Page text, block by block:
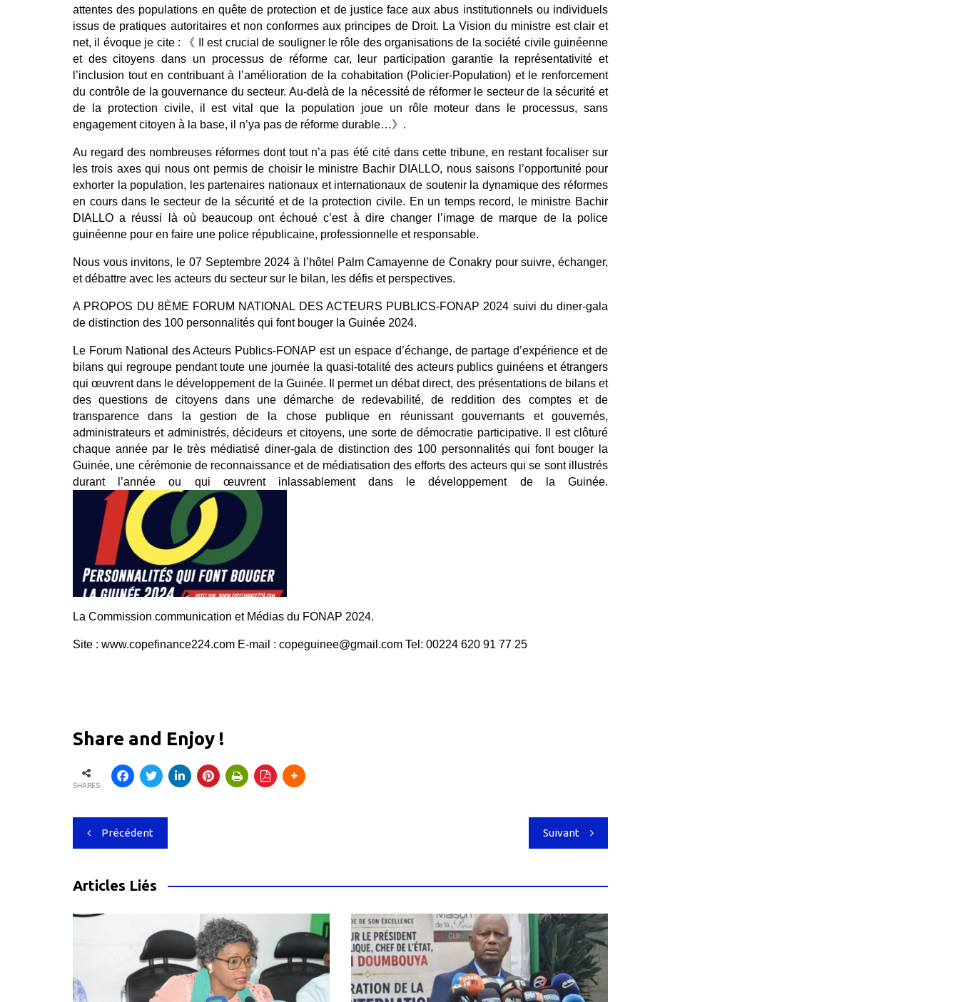
attentes des populations en quête de protection et de justice face aux abus institutionnels ou individuels
issus de pratiques autoritaires et non conformes aux principes de Droit. La Vision du ministre est clair et
net, il évoque je cite : 《 Il est crucial de souligner le rôle des organisations de la société civile guinéenne
et des citoyens dans un processus de réforme car, leur participation garantie la représentativité et
l’inclusion tout en contribuant à l’amélioration de la cohabitation (Policier-Population) et le renforcement
du contrôle de la gouvernance du secteur. Au-delà de la nécessité de réformer le secteur de la sécurité et
de la protection civile, il est vital que la population joue un rôle moteur dans le processus, sans
engagement citoyen à la base, il n’ya pas de réforme durable…》.
Au regard des nombreuses réformes dont tout n’a pas été cité dans cette tribune, en restant focaliser sur
les trois axes qui nous ont permis de choisir le ministre Bachir DIALLO, nous saisons l’opportunité pour
exhorter la population, les partenaires nationaux et internationaux de soutenir la dynamique des réformes
en cours dans le secteur de la sécurité et de la protection civile. En un temps record, le ministre Bachir
DIALLO a réussi là où beaucoup ont échoué c’est à dire changer l’image de marque de la police
guinéenne pour en faire une police républicaine, professionnelle et responsable.
Nous vous invitons, le 07 Septembre 2024 à l’hôtel Palm Camayenne de Conakry pour suivre, échanger,
et débattre avec les acteurs du secteur sur le bilan, les défis et perspectives.
A PROPOS DU 8ÈME FORUM NATIONAL DES ACTEURS PUBLICS-FONAP 2024 suivi du diner-gala
de distinction des 100 personnalités qui font bouger la Guinée 2024.
Le Forum National des Acteurs Publics-FONAP est un espace d’échange, de partage d’expérience et de
bilans qui regroupe pendant toute une journée la quasi-totalité des acteurs publics guinéens et étrangers
qui œuvrent dans le développement de la Guinée. Il permet un débat direct, des présentations de bilans et
des questions de citoyens dans une démarche de redevabilité, de reddition des comptes et de
transparence dans la gestion de la chose publique en réunissant gouvernants et gouvernés,
administrateurs et administrés, décideurs et citoyens, une sorte de démocratie participative. Il est clôturé
chaque année par le très médiatisé diner-gala de distinction des 100 personnalités qui font bouger la
Guinée, une cérémonie de reconnaissance et de médiatisation des efforts des acteurs qui se sont illustrés
durant l’année ou qui œuvrent inlassablement dans le développement de la Guinée.
La Commission communication et Médias du FONAP 2024.
Site : www.copefinance224.com E-mail : copeguinee@gmail.com Tel: 00224 620 91 77 25
Share and Enjoy !
SHARES
Navigation
de
l’article
Précédent Suivant
Articles Liés